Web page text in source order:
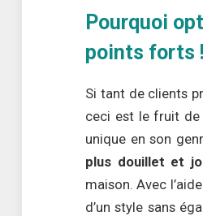
Pourquoi
points forts !
Si tant de clients
ceci est le fruit de
unique en son
plus douillet et
maison. Avec
d’un style sans